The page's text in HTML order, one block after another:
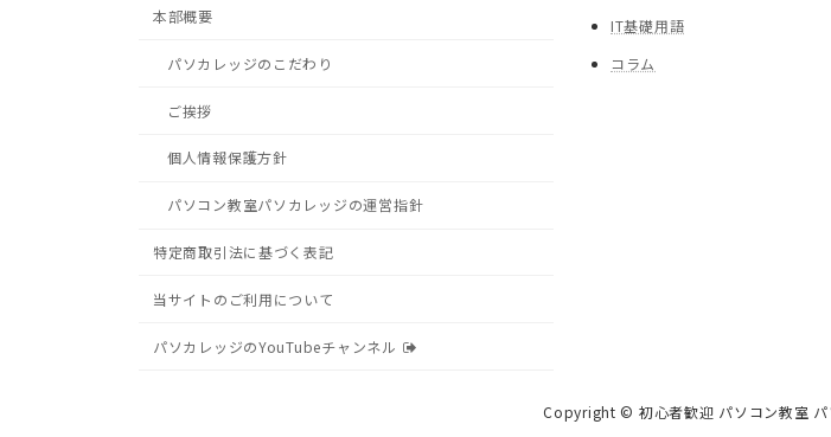
本部概要
パソカレッジのこだわり
ご挨拶
個人情報保護方針
パソコン教室パソカレッジの運営指針
特定商取引法に基づく表記
当サイトのご利用について
パソカレッジのYouTubeチャンネル
IT基礎用語
コラム
Copyright © 初心者歓迎 パソコン教室